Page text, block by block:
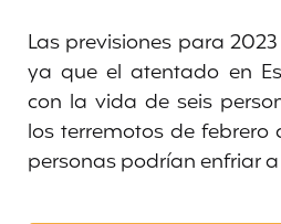
Las previsiones para
ya que el atentado en
con la vida de seis
los terremotos de
personas podrían enfriar